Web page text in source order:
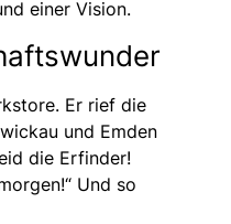
einer Vision.
Er rief die
und Emden
die Erfinder!
Und so